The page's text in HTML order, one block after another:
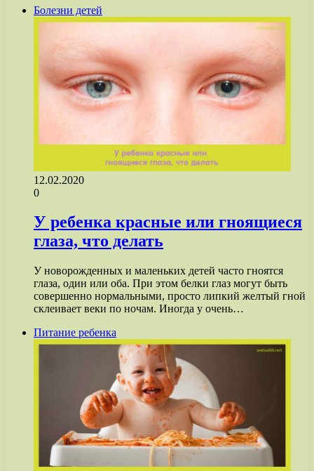
Болезни детей
12.02.2020
0
У ребенка красные или гноящиеся
глаза, что делать
У новорожденных и маленьких детей часто гноятся
глаза, один или оба. При этом белки глаз могут быть
совершенно нормальными, просто липкий желтый гной
склеивает веки по ночам. Иногда у очень…
Питание ребенка